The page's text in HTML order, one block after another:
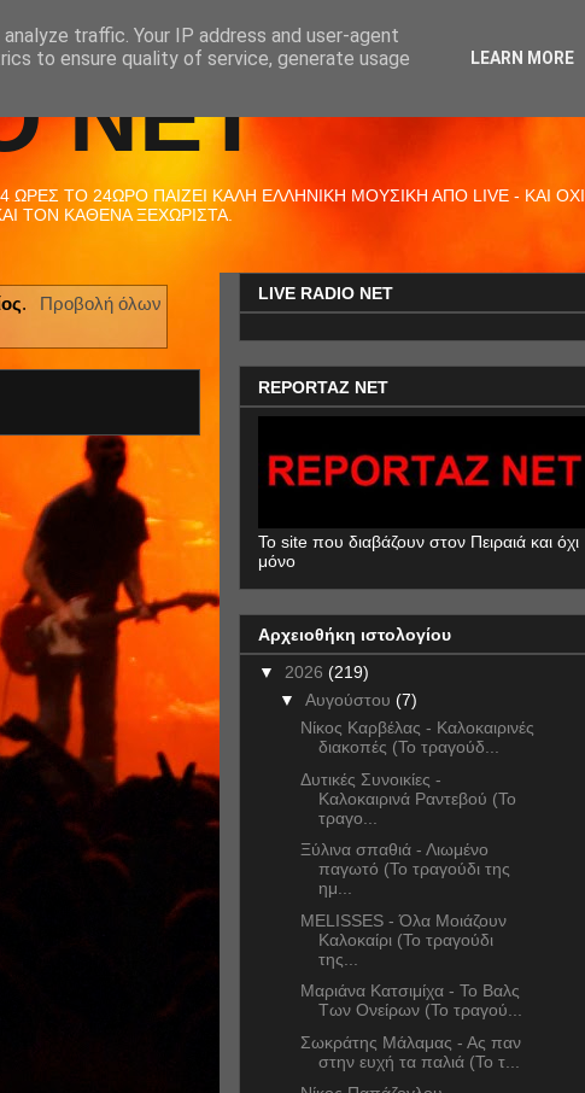
NET
ΤΟ 24ΩΡΟ ΠΑΙΖΕΙ ΚΑΛΗ ΕΛΛΗΝΙΚΗ ΜΟΥΣΙΚΗ ΑΠΟ LIVE - ΚΑΙ ΟΧΙ
ΤΟΝ ΚΑΘΕΝΑ ΞΕΧΩΡΙΣΤΑ.
.
Προβολή όλων
LIVE RADIO NET
REPORTAZ NET
To site που διαβάζουν στον Πειραιά και όχι
μόνο
Αρχειοθήκη ιστολογίου
▼ 2026 (219)
▼ Αυγούστου (7)
Νίκος Καρβέλας - Καλοκαιρινές
διακοπές (Το τραγούδ...
Δυτικές Συνοικίες -
Καλοκαιρινά Ραντεβού (Το
τραγο...
Ξύλινα σπαθιά - Λιωμένο
παγωτό (Το τραγούδι της
ημ...
MELISSES - Όλα Μοιάζουν
Καλοκαίρι (Το τραγούδι
της...
Μαριάνα Κατσιμίχα - Το Βαλς
Των Ονείρων (Το τραγού...
Σωκράτης Μάλαμας - Ας παν
στην ευχή τα παλιά (Το τ...
traffic. Your IP address and user-agent
to ensure quality of service, generate usage
LEARN MORE